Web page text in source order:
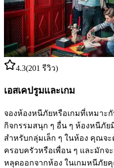
4.3(201 รีวิว)
เอสเคปรูมและเกม
จองห้องหนีภัยหรือเกมที่เหมา
กิจกรรมสนุก ๆ อื่น ๆ ห้องหนีภั
สำหรับกลุ่มเล็ก ๆ ในห้อง คุณจ
ครอบครัวหรือเพื่อน ๆ และมักจ
หลุดออกจากห้อง ในเกมหนีภัย